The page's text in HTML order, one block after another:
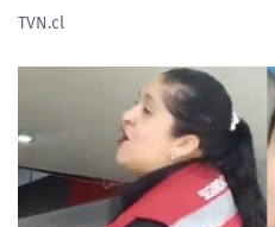
ACTUALIDAD Y TENDENCIAS
TVN.cl